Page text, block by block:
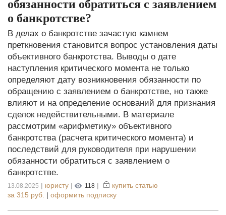
обязанности обратиться с заявлением
о банкротстве?
В делах о банкротстве зачастую камнем
преткновения становится вопрос установления даты
объективного банкротства. Выводы о дате
наступления критического момента не только
определяют дату возникновения обязанности по
обращению с заявлением о банкротстве, но также
влияют и на определение оснований для признания
сделок недействительными. В материале
рассмотрим «арифметику» объективного
банкротства (расчета критического момента) и
последствий для руководителя при нарушении
обязанности обратиться с заявлением о
банкротстве.
13.08.2025 | юристу | 118 |
купить статью
за 315 руб. | оформить подписку